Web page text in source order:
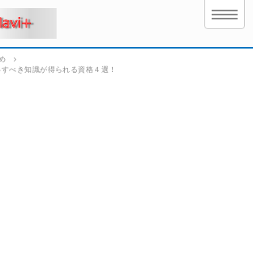
べき知識が得られる資格４選！